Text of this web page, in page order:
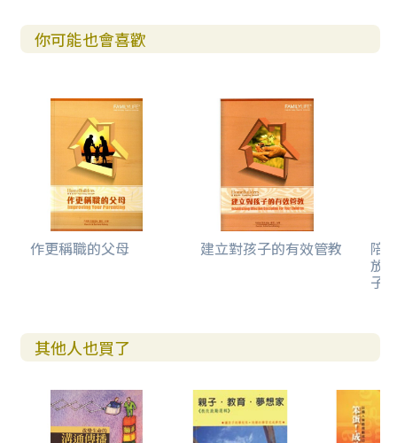
你可能也會喜歡
作更稱職的父母 建立對孩子的有效管教 陪
放
子
其他人也買了